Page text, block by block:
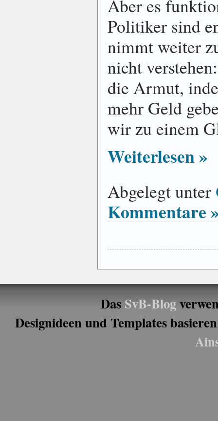
Aber es
Politiker sind
nimmt weiter
nicht
die Armut,
mehr Geld
wir zu einem
Weiterlesen »
Abgelegt unter
Kommentare
DasSvB-Blog
Designideen und Templates